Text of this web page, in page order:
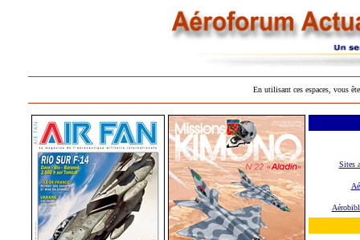
En utilisant ces espaces, vous
Sites